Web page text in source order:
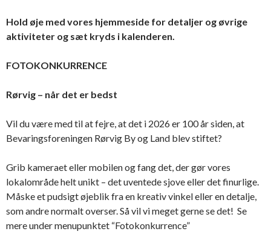
Hold øje med vores hjemmeside for detaljer og øvrige
aktiviteter og sæt kryds i kalenderen.
FOTOKONKURRENCE
Rørvig – når det er bedst
Vil du være med til at fejre, at det i 2026 er 100 år siden, at
Bevaringsforeningen Rørvig By og Land blev stiftet?
Grib kameraet eller mobilen og fang det, der gør vores
lokalområde helt unikt – det uventede sjove eller det finurlige.
Måske et pudsigt øjeblik fra en kreativ vinkel eller en detalje,
som andre normalt overser. Så vil vi meget gerne se det! Se
mere under menupunktet “Fotokonkurrence”